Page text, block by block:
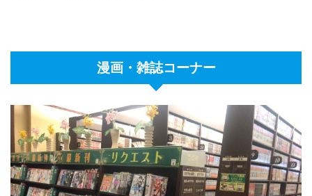
漫画・雑誌コーナー